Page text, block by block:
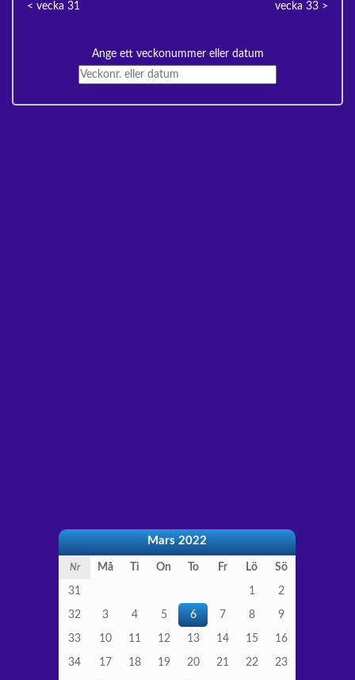
< vecka31 vecka 33>
Ange ett veckonummer eller datum
Mars 2022
Nr Må Ti On To Fr Lö Sö
31 1 2
32 3 4 5 6 7 8 9
33 10 11 12 13 14 15 16
34 17 18 19 20 21 22 23